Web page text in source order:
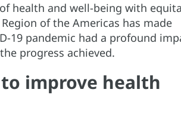
health and well-being with
of the Americas has made
19 pandemic had a profound
progress achieved.
improve health